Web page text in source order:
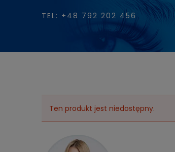
TEL: +48 792 202 456
Ten produkt jest niedostępny.